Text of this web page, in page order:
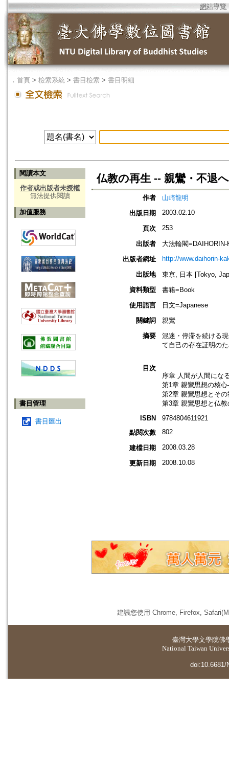
網站導覽
． 首頁 > 檢索系統 > 書目檢索 > 書目明細
閱讀本文
作者或出版者未授權
無法提供閱讀
加值服務
書目管理
書目匯出
仏教の再生 -- 親鸞・不退
作者
山崎龍明
出版日期
2003.02.10
頁次 253
出版者
大法輪閣=DAIHORIN-
出版者網址
http://www.daihorin-
出版地
東京, 日本 [Tokyo,
資料類型
書籍=Book
使用語言
日文=Japanese
關鍵詞
親鸞
摘要
混迷・停滞を続ける
て自己の存在証明の
目次
序章 人間が人間にな
第1章 親鸞思想の核
第2章 親鸞思想とそ
第3章 親鸞思想と仏
ISBN
9784804611921
點閱次數
802
建檔日期 2008.03.28
更新日期 2008.10.08
建議您使用 Chrome, Firefox,
臺灣大學文學院佛
National Taiwan
doi:10.6681/